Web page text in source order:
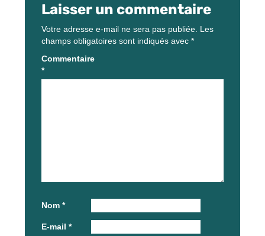
Laisser un commentaire
Votre adresse e-mail ne sera pas publiée. Les
champs obligatoires sont indiqués avec *
Commentaire
*
Nom *
E-mail *